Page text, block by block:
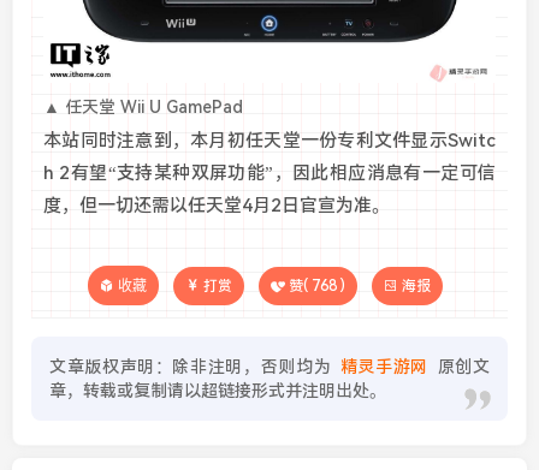
▲ 任天堂 Wii U GamePad
本站同时注意到，本月初任天堂一份专利文件显示Switc
h 2有望“支持某种双屏功能”，因此相应消息有一定可信
度，但一切还需以任天堂4月2日官宣为准。
收藏 打赏 赞( 768 ) 海报
文章版权声明：除非注明，否则均为 精灵手游网
原创文
章，转载或复制请以超链接形式并注明出处。